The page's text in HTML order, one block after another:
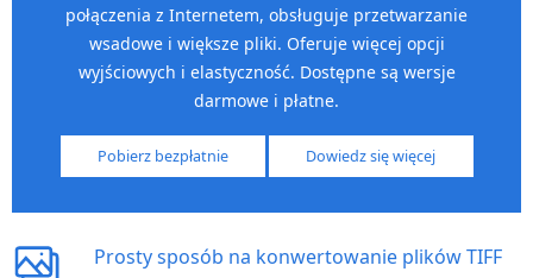
połączenia z Internetem, obsługuje przetwarzanie
wsadowe i większe pliki. Oferuje więcej opcji
wyjściowych i elastyczność. Dostępne są wersje
darmowe i płatne.
Pobierz bezpłatnie Dowiedz się więcej
Prosty sposób na konwertowanie plików TIFF